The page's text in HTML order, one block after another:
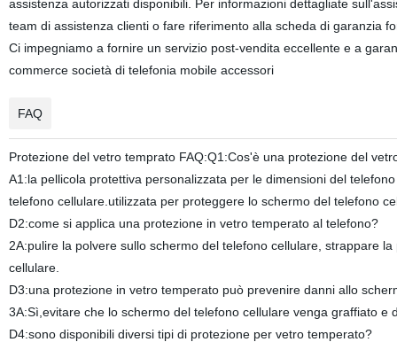
assistenza autorizzati disponibili. Per informazioni dettagliate
team di assistenza clienti o fare riferimento alla scheda di garanzia
Ci impegniamo a fornire un servizio post-vendita eccellente e a
commerce società di telefonia mobile accessori
FAQ
Protezione del vetro temprato FAQ:Q1:Cos'è una protezione del
A1:la pellicola protettiva personalizzata per le dimensioni del
telefono cellulare.utilizzata per proteggere lo schermo del telefono
D2:come si applica una protezione in vetro temperato al telefono?
2A:pulire la polvere sullo schermo del telefono cellulare, strappare
cellulare.
D3:una protezione in vetro temperato può prevenire danni allo
3A:Sì,evitare che lo schermo del telefono cellulare venga graffiato e
D4:sono disponibili diversi tipi di protezione per vetro temperato?